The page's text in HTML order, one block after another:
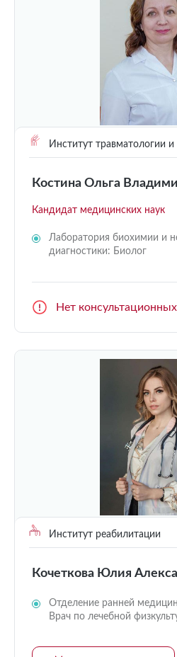
Институт травматологии
Костина Ольга
Кандидат медицинских наук
Лаборатория биохимии и
диагностики: Биолог
Нет
Институт реабилитации
Кочеткова Юлия
Отделение ранней
Врач по лечебной